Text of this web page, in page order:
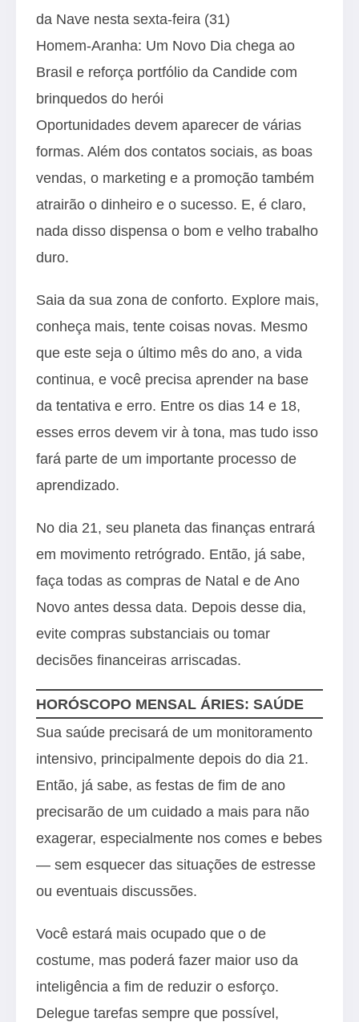
da Nave nesta sexta-feira (31)
Homem-Aranha: Um Novo Dia chega ao
Brasil e reforça portfólio da Candide com
brinquedos do herói
Oportunidades devem aparecer de várias
formas. Além dos contatos sociais, as boas
vendas, o marketing e a promoção também
atrairão o dinheiro e o sucesso. E, é claro,
nada disso dispensa o bom e velho trabalho
duro.
Saia da sua zona de conforto. Explore mais,
conheça mais, tente coisas novas. Mesmo
que este seja o último mês do ano, a vida
continua, e você precisa aprender na base
da tentativa e erro. Entre os dias 14 e 18,
esses erros devem vir à tona, mas tudo isso
fará parte de um importante processo de
aprendizado.
No dia 21, seu planeta das finanças entrará
em movimento retrógrado. Então, já sabe,
faça todas as compras de Natal e de Ano
Novo antes dessa data. Depois desse dia,
evite compras substanciais ou tomar
decisões financeiras arriscadas.
HORÓSCOPO MENSAL ÁRIES: SAÚDE
Sua saúde precisará de um monitoramento
intensivo, principalmente depois do dia 21.
Então, já sabe, as festas de fim de ano
precisarão de um cuidado a mais para não
exagerar, especialmente nos comes e bebes
— sem esquecer das situações de estresse
ou eventuais discussões.
Você estará mais ocupado que o de
costume, mas poderá fazer maior uso da
inteligência a fim de reduzir o esforço.
Delegue tarefas sempre que possível,